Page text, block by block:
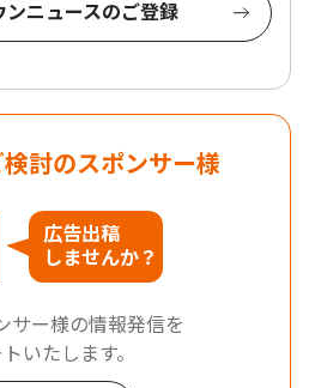
ンニュースのご登録
討のスポンサー様
広告出稿
しませんか？
サー様の情報発信を
いたします。